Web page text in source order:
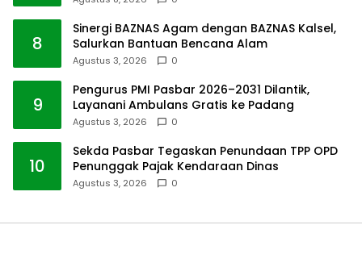
8
Sinergi BAZNAS Agam dengan BAZNAS Kalsel,
Salurkan Bantuan Bencana Alam
Agustus 3, 2026 0
9
Pengurus PMI Pasbar 2026–2031 Dilantik,
Layanani Ambulans Gratis ke Padang
Agustus 3, 2026 0
10
Sekda Pasbar Tegaskan Penundaan TPP OPD
Penunggak Pajak Kendaraan Dinas
Agustus 3, 2026 0